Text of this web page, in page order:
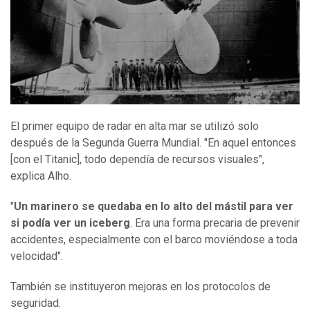
El primer equipo de radar en alta mar se utilizó solo
después de la Segunda Guerra Mundial. "En aquel entonces
[con el Titanic], todo dependía de recursos visuales",
explica Alho.
"Un marinero se quedaba en lo alto del mástil para ver
si podía ver un iceberg. Era una forma precaria de prevenir
accidentes, especialmente con el barco moviéndose a toda
velocidad".
También se instituyeron mejoras en los protocolos de
seguridad.